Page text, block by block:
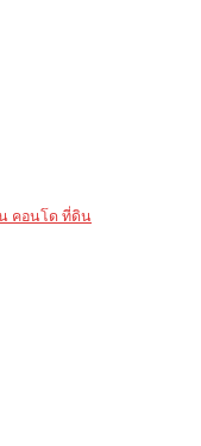
คอนโด ที่ดิน